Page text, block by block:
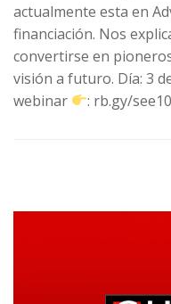
actualmente esta en
financiación. Nos
convertirse en
visión a futuro. Día: 3
webinar
: rb.gy/